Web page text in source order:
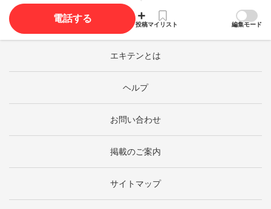
電話する
投稿マイリスト 編集モード
エキテンとは
ヘルプ
お問い合わせ
掲載のご案内
サイトマップ